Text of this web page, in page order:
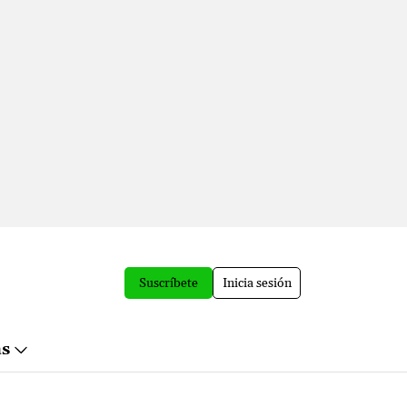
Suscríbete Inicia sesión